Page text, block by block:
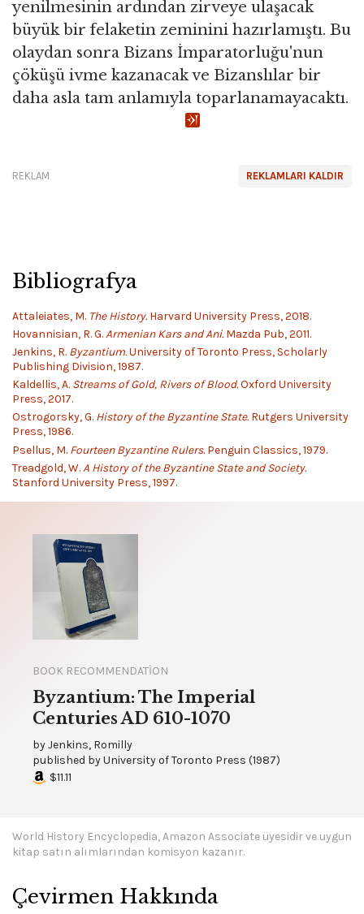
yenilmesinin ardından zirveye ulaşacak
büyük bir felaketin zeminini hazırlamıştı. Bu
olaydan sonra Bizans İmparatorluğu'nun
çöküşü ivme kazanacak ve Bizanslılar bir
daha asla tam anlamıyla toparlanamayacaktı.
REKLAMLARI KALDIR
REKLAM
Bibliografya
Attaleiates, M. The History.Harvard University Press, 2018.
Hovannisian, R. G.Armenian Kars and Ani.Mazda Pub, 2011.
Jenkins, R. Byzantium.University of Toronto Press, Scholarly
Publishing Division, 1987.
Kaldellis, A. Streams of Gold, Rivers of Blood.Oxford University
Press, 2017.
Ostrogorsky, G. History of the Byzantine State.Rutgers University
Press, 1986.
Psellus, M. Fourteen Byzantine Rulers.Penguin Classics, 1979.
Treadgold, W.A History of the Byzantine State and Society.
Stanford University Press, 1997.
BOOK RECOMMENDATION
Byzantium: The Imperial
Centuries AD 610-1070
byJenkins, Romilly
published byUniversity of Toronto Press (1987)
$11.11
World History Encyclopedia, Amazon Associate üyesidir ve uygun
kitap satın alımlarından komisyon kazanır.
Çevirmen Hakkında